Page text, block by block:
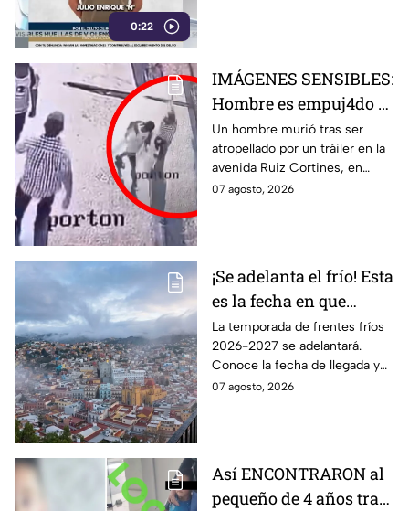
0:22
IMÁGENES SENSIBLES:
Hombre es empuj4do y
termina brut4lmente
ATROP3LLADO por un
tráiler; así ocurrió la
trag3dia
Un hombre murió tras ser
atropellado por un tráiler en la
avenida Ruiz Cortines, en
Monterrey. Un video muestra
07 agosto, 2026
¡Se adelanta el frío! Esta
es la fecha en que
ingresará el primer
frente frío a Guanajuato
La temporada de frentes fríos
2026-2027 se adelantará.
Conoce la fecha de llegada y
los efectos previstos para
07 agosto, 2026
Así ENCONTRARON al
pequeño de 4 años tras